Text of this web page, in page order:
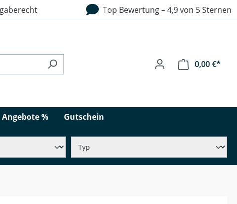
Top Bewertung – 4,9 von 5 Sternen
0,00 €*
Angebote % Gutschein